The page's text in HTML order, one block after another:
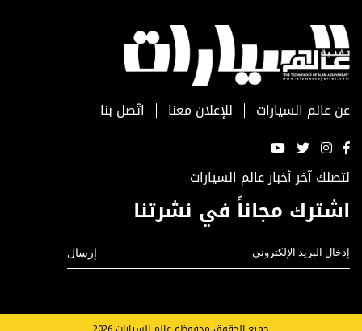
عن عالم السيارات للإعلان معنا اتّصل بنا
لتصلك آخر أخبار عالم السيارات
اشترك مجاناً في نشرتنا